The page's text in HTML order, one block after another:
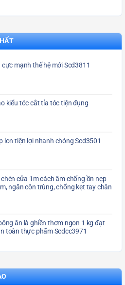
mạnh thế hệ mới Scd3811
kiểu tóc cắt tỉa tóc tiện đụng
lon tiện lợi nhanh chóng Scd3501
cửa 1m cách âm chống ồn nẹp
ngăn côn trùng, chống kẹt tay chân
ăn là ghiền thơm ngon 1 kg đạt
toàn thực phẩm Scdcc3971